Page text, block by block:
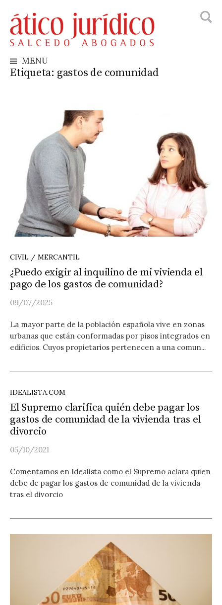
to
content
MENU
Etiqueta: gastos de comunidad
CIVIL / MERCANTIL
¿Puedo exigir al inquilino de mi vivienda el
pago de los gastos de comunidad?
09/07/2025
La mayor parte de la población española vive en zonas
urbanas que están conformadas por pisos integrados en
edificios. Cuyos propietarios pertenecen a una comun...
IDEALISTA.COM
El Supremo clarifica quién debe pagar los
gastos de comunidad de la vivienda tras el
divorcio
05/10/2021
Comentamos en Idealista como el Supremo aclara quien
debe de pagar los gastos de comunidad de la vivienda
tras el divorcio